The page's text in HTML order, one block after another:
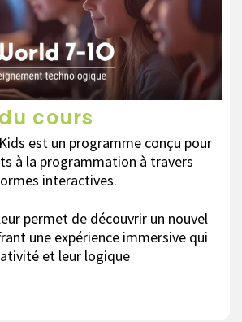
cours
est un programme conçu pour
à la programmation à travers
interactives.
permet de découvrir un nouvel
une expérience immersive qui
et leur logique